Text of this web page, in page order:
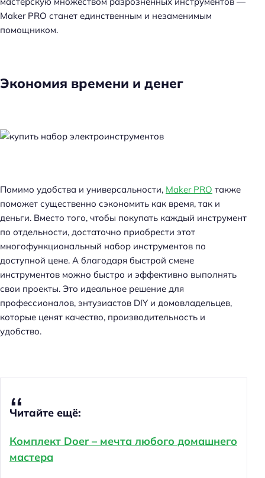
Maker PRO станет единственным и незаменимым
помощником.
Экономия времени и денег
Помимо удобства и универсальности, Maker PRO также
поможет существенно сэкономить как время, так и
деньги. Вместо того, чтобы покупать каждый инструмент
по отдельности, достаточно приобрести этот
многофункциональный набор инструментов по
доступной цене. А благодаря быстрой смене
инструментов можно быстро и эффективно выполнять
свои проекты. Это идеальное решение для
профессионалов, энтузиастов DIY и домовладельцев,
которые ценят качество, производительность и
удобство.
Читайте ещё:
Комплект Doer – мечта любого домашнего
мастера